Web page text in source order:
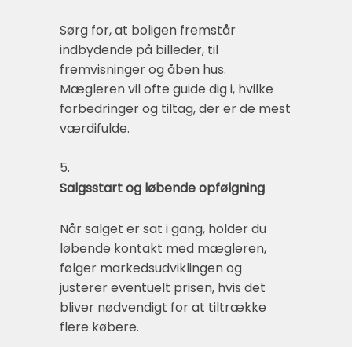
Sørg for, at boligen fremstår
indbydende på billeder, til
fremvisninger og åben hus.
Mægleren vil ofte guide dig i, hvilke
forbedringer og tiltag, der er de mest
værdifulde.
5.
Salgsstart og løbende opfølgning
Når salget er sat i gang, holder du
løbende kontakt med mægleren,
følger markedsudviklingen og
justerer eventuelt prisen, hvis det
bliver nødvendigt for at tiltrække
flere købere.